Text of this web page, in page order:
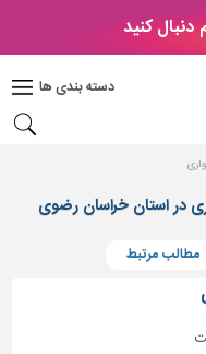
دنبال کنید
دسته بندی ها
در استان خراسان رضوی
مطالب مرتبط